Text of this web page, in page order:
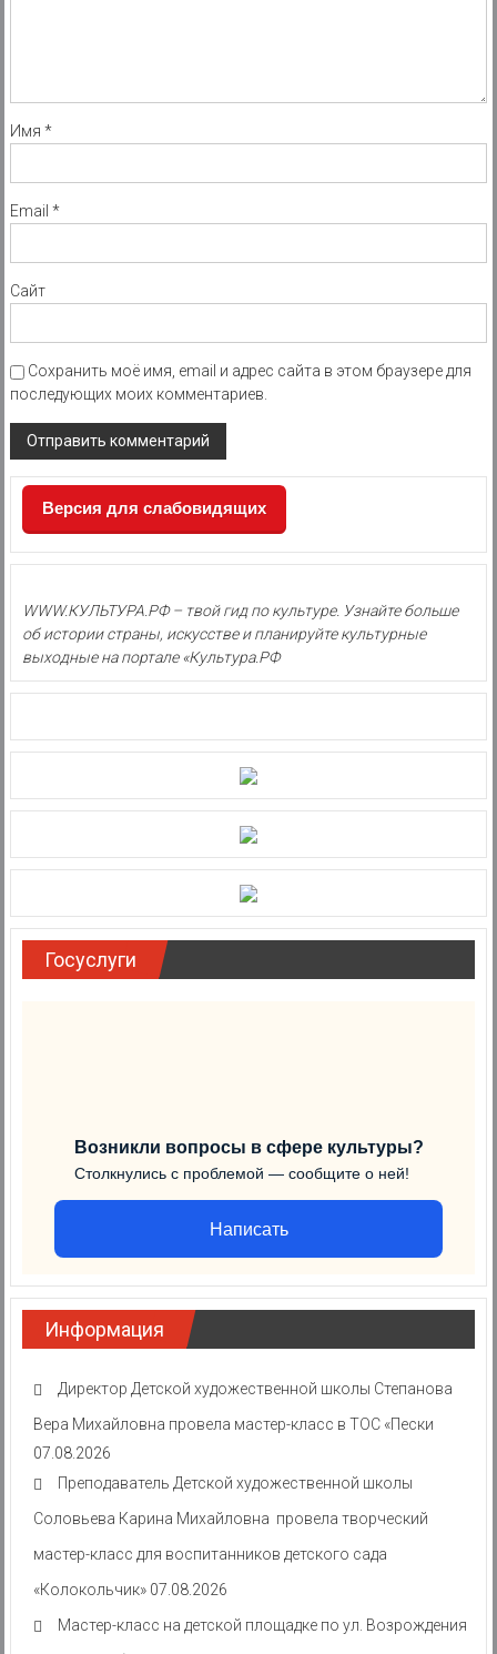
Имя *
Email *
Сайт
Сохранить моё имя, email и адрес сайта в этом браузере для
последующих моих комментариев.
Версия для слабовидящих
WWW.КУЛЬТУРА.РФ – твой гид по культуре. Узнайте больше
об истории страны, искусстве и планируйте культурные
выходные на портале «Культура.РФ
Госуслуги
Возникли вопросы в сфере культуры?
Столкнулись с проблемой — сообщите о ней!
Написать
Информация
Директор Детской художественной школы Степанова
Вера Михайловна провела мастер-класс в ТОС «Пески
07.08.2026
Преподаватель Детской художественной школы
Соловьева Карина Михайловна провела творческий
мастер-класс для воспитанников детского сада
«Колокольчик» 07.08.2026
Мастер-класс на детской площадке по ул. Возрождения